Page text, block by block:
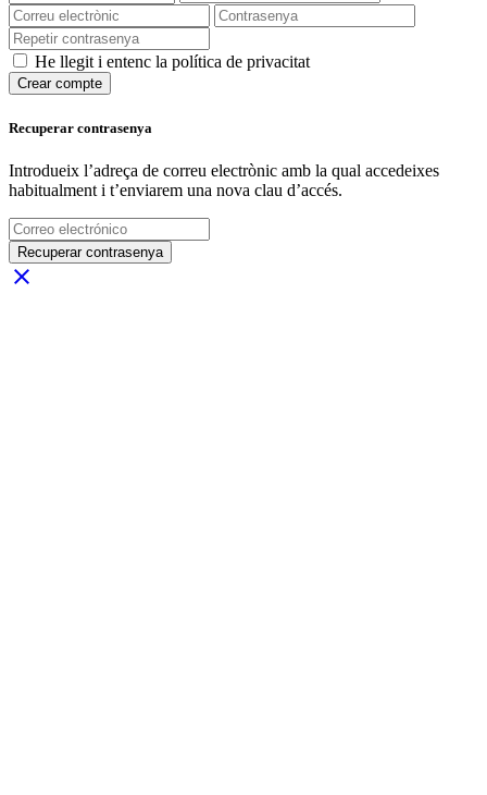
He llegit i entenc la política de privacitat
Crear compte
Recuperar contrasenya
Introdueix l’adreça de correu electrònic amb la qual accedeixes
habitualment i t’enviarem una nova clau d’accés.
Recuperar contrasenya
close